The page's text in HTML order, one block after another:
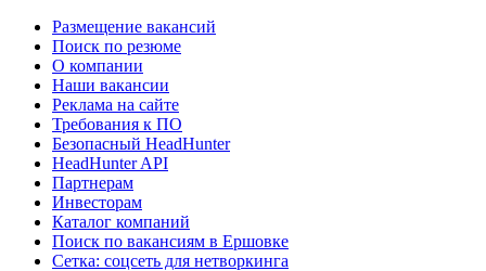
Размещение вакансий
Поиск по резюме
О компании
Наши вакансии
Реклама на сайте
Требования к ПО
Безопасный HeadHunter
HeadHunter API
Партнерам
Инвесторам
Каталог компаний
Поиск по вакансиям в Ершовке
Сетка: соцсеть для нетворкинга